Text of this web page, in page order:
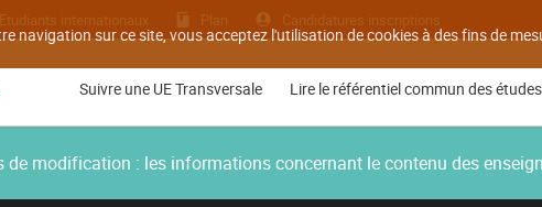
navigation sur ce site, vous acceptez l'utilisation de cookies à des fins de
Etudiants internationaux Plan Candidatures inscriptions
Suivre une UE Transversale Lire le référentiel commun des études
de modification : les informations concernant le contenu des